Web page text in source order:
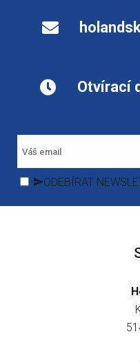
Otvírací
ODEBÍRAT